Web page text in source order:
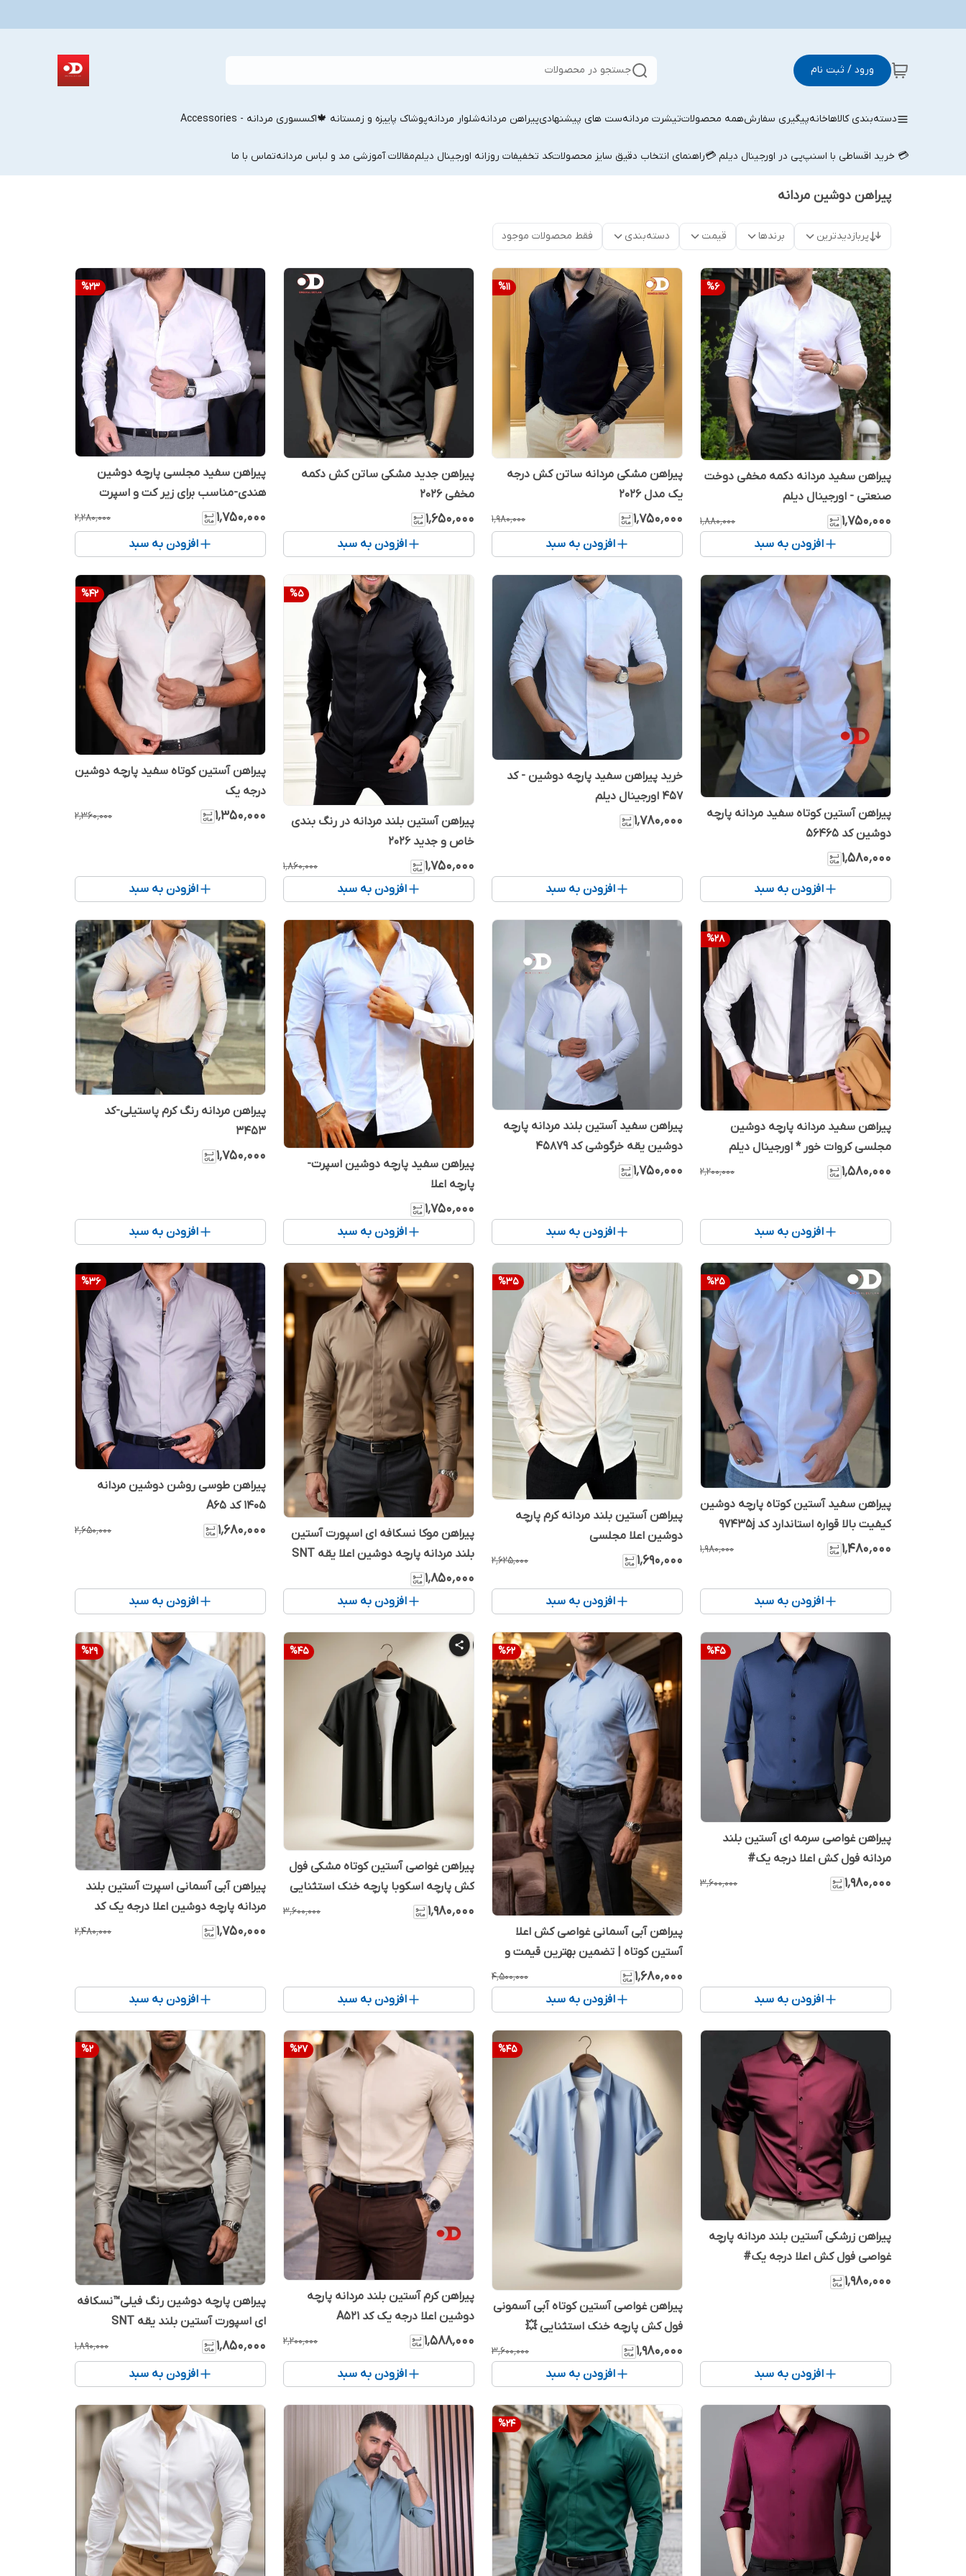
ورود / ثبت نام جستجو در محصولات
دسته‌بندی کالاهاخانهپیگیری سفارشهمه محصولاتتیشرت مردانهست های پیشنهادیپیراهن مردانهشلوار مردانهپوشاک پاییزه و زمستانه 🍁اکسسوری مردانه - Accessories
💳 خرید اقساطی با اسنپ‌پی در اورجینال دیلم 💳راهنمای انتخاب دقیق سایز محصولاتکد تخفیفات روزانه اورجینال دیلممقالات آموزشی مد و لباس مردانهتماس با ما
پیراهن دوشین مردانه
پربازدیدترین برندها قیمت دسته‌بندی فقط محصولات موجود
%6
پیراهن سفید مردانه دکمه مخفی دوخت
صنعتی - اورجینال دیلم
۱٬۷۵۰٬۰۰۰ ۱٬۸۸۰٬۰۰۰
افزودن به سبد
%11
پیراهن مشکی مردانه ساتن کش درجه
یک مدل 2026
۱٬۷۵۰٬۰۰۰ ۱٬۹۸۰٬۰۰۰
افزودن به سبد
پیراهن جدید مشکی ساتن کش دکمه
مخفی 2026
۱٬۶۵۰٬۰۰۰
افزودن به سبد
%23
پیراهن سفید مجلسی پارچه دوشین
هندی-مناسب برای زیر کت و اسپرت
۱٬۷۵۰٬۰۰۰ ۲٬۲۸۰٬۰۰۰
افزودن به سبد
پیراهن آستین کوتاه سفید مردانه پارچه
دوشین کد 56465
۱٬۵۸۰٬۰۰۰
افزودن به سبد
خرید پیراهن سفید پارچه دوشین - کد
457 اورجینال دیلم
۱٬۷۸۰٬۰۰۰
افزودن به سبد
%5
پیراهن آستین بلند مردانه در رنگ بندی
خاص و جدید 2026
۱٬۷۵۰٬۰۰۰ ۱٬۸۶۰٬۰۰۰
افزودن به سبد
%42
پیراهن آستین کوتاه سفید پارچه دوشین
درجه یک
۱٬۳۵۰٬۰۰۰ ۲٬۳۶۰٬۰۰۰
افزودن به سبد
%28
پیراهن سفید مردانه پارچه دوشین
مجلسی کروات خور * اورجینال دیلم
۱٬۵۸۰٬۰۰۰ ۲٬۲۰۰٬۰۰۰
افزودن به سبد
پیراهن سفید آستین بلند مردانه پارچه
دوشین یقه خرگوشی کد 45879
۱٬۷۵۰٬۰۰۰
افزودن به سبد
پیراهن سفید پارچه دوشین اسپرت-
پارچه اعلا
۱٬۷۵۰٬۰۰۰
افزودن به سبد
پیراهن مردانه رنگ کرم پاستیلی-کد
۳۴۵۳
۱٬۷۵۰٬۰۰۰
افزودن به سبد
%25
پیراهن سفید آستین کوتاه پارچه دوشین
کیفیت بالا قواره استاندارد کد 97435j
۱٬۴۸۰٬۰۰۰ ۱٬۹۸۰٬۰۰۰
افزودن به سبد
%35
پیراهن آستین بلند مردانه کرم پارچه
دوشین اعلا مجلسی
۱٬۶۹۰٬۰۰۰ ۲٬۶۲۵٬۰۰۰
افزودن به سبد
پیراهن موکا نسکافه ای اسپورت آستین
بلند مردانه پارچه دوشین اعلا یقه SNT
دوخت صنعتی کد A525
۱٬۸۵۰٬۰۰۰
افزودن به سبد
%36
پیراهن طوسی روشن دوشین مردانه
1405 کد A65
۱٬۶۸۰٬۰۰۰ ۲٬۶۵۰٬۰۰۰
افزودن به سبد
%45
پیراهن غواصی سرمه ای آستین بلند
مردانه فول کش اعلا درجه یک#
۱٬۹۸۰٬۰۰۰ ۳٬۶۰۰٬۰۰۰
افزودن به سبد
%62
پیراهن آبی آسمانی غواصی کش اعلا
آستین کوتاه | تضمین بهترین قیمت و
کیفیت
۱٬۶۸۰٬۰۰۰ ۴٬۵۰۰٬۰۰۰
افزودن به سبد
%45
پیراهن غواصی آستین کوتاه مشکی فول
کش پارچه اسکوبا پارچه خنک استثنایی
💥
۱٬۹۸۰٬۰۰۰ ۳٬۶۰۰٬۰۰۰
افزودن به سبد
%29
پیراهن آبی آسمانی اسپرت آستین بلند
مردانه پارچه دوشین اعلا درجه یک کد
A520
۱٬۷۵۰٬۰۰۰ ۲٬۴۸۰٬۰۰۰
افزودن به سبد
پیراهن زرشکی آستین بلند مردانه پارچه
غواصی فول کش اعلا درجه یک#
۱٬۹۸۰٬۰۰۰
افزودن به سبد
%45
پیراهن غواصی آستین کوتاه آبی آسمونی
فول کش پارچه خنک استثنایی 💥
۱٬۹۸۰٬۰۰۰ ۳٬۶۰۰٬۰۰۰
افزودن به سبد
%27
پیراهن کرم آستین بلند مردانه پارچه
دوشین اعلا درجه یک کد A521
۱٬۵۸۸٬۰۰۰ ۲٬۲۰۰٬۰۰۰
افزودن به سبد
%2
پیراهن پارچه دوشین رنگ فیلی™نسکافه
ای اسپورت آستین بلند یقه SNT
صنعتی کد R26
۱٬۸۵۰٬۰۰۰ ۱٬۸۹۰٬۰۰۰
افزودن به سبد
%24